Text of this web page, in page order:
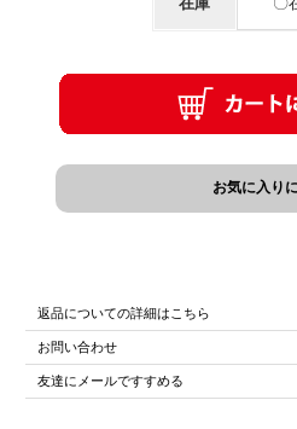
返品についての詳細はこちら
お問い合わせ
友達にメールですすめる